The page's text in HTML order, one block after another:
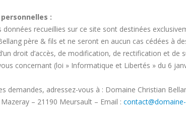
:
données recueillies sur ce site sont destinées
père & fils et ne seront en aucun cas cédées à
droit d’accès, de modification, de rectification et de
concernant (loi » Informatique et Libertés » du 6
demandes, adressez-vous à : Domaine Christian
– 21190 Meursault – Email :